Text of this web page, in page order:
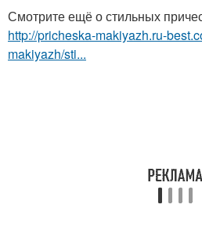
Смотрите ещё о стильных
http://pricheska-makiyazh.ru-
makiyazh/sti...